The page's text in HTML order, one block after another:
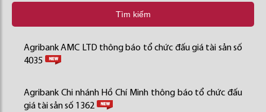
Tìm kiếm
Agribank AMC LTD thông báo tổ chức đấu giá tài sản số
4035
Agribank Chi nhánh Hồ Chí Minh thông báo tổ chức đấu
giá tài sản số 1362